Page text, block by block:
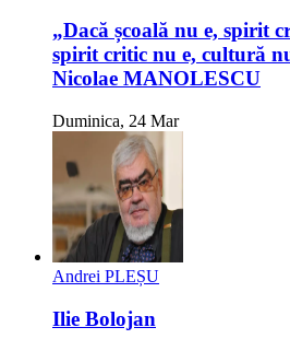
„Dacă școală nu e, spirit
spirit critic nu e, cultură
Nicolae MANOLESCU
Duminica, 24 Mar
Andrei PLEȘU
Ilie Bolojan